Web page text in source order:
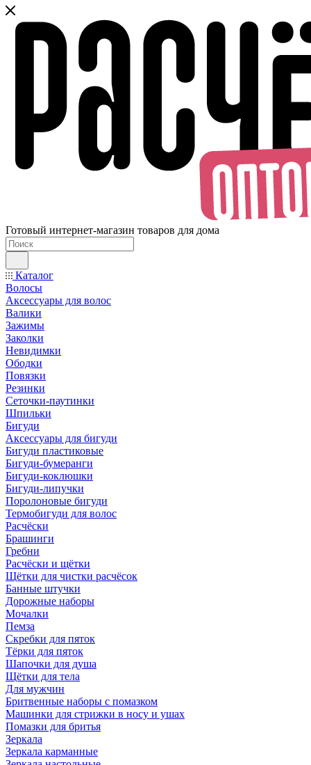
Готовый интернет-магазин товаров для дома
Каталог
Волосы
Аксессуары для волос
Валики
Зажимы
Заколки
Невидимки
Ободки
Повязки
Резинки
Сеточки-паутинки
Шпильки
Бигуди
Аксессуары для бигуди
Бигуди пластиковые
Бигуди-бумеранги
Бигуди-коклюшки
Бигуди-липучки
Поролоновые бигуди
Термобигуди для волос
Расчёски
Брашинги
Гребни
Расчёски и щётки
Щётки для чистки расчёсок
Банные штучки
Дорожные наборы
Мочалки
Пемза
Скребки для пяток
Тёрки для пяток
Шапочки для душа
Щётки для тела
Для мужчин
Бритвенные наборы с помазком
Машинки для стрижки в носу и ушах
Помазки для бритья
Зеркала
Зеркала карманные